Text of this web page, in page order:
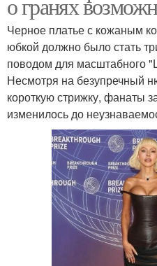
Черное платье с кожаным
юбкой должно было стать
поводом для масштабного
Несмотря на безупречный
короткую стрижку, фанаты
изменилось до